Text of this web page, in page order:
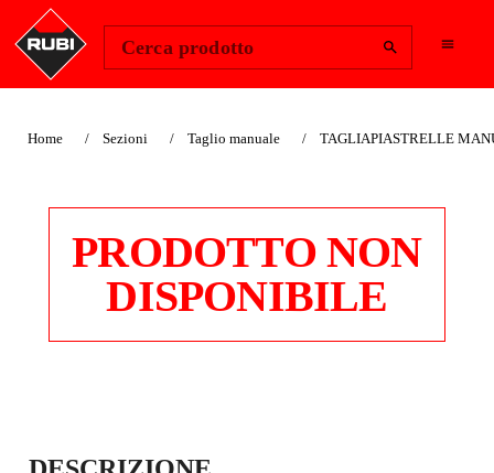
Cerca prodotto
Home Sezioni Taglio manuale TAGLIAPIASTRELLE
PRODOTTO NON
DISPONIBILE
TAGLIAPIASTRELL